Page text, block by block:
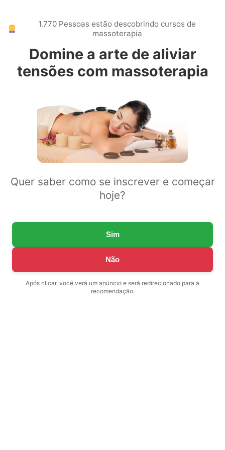
1.770 Pessoas estão descobrindo cursos de
massoterapia
Domine a arte de aliviar
tensões com massoterapia
Quer saber como se inscrever e começar
hoje?
Sim
Não
Após clicar, você verá um anúncio e será redirecionado para a
recomendação.